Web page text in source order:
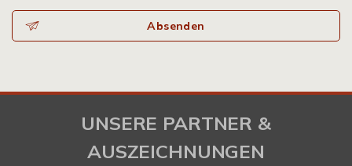
Absenden
UNSERE PARTNER &
AUSZEICHNUNGEN